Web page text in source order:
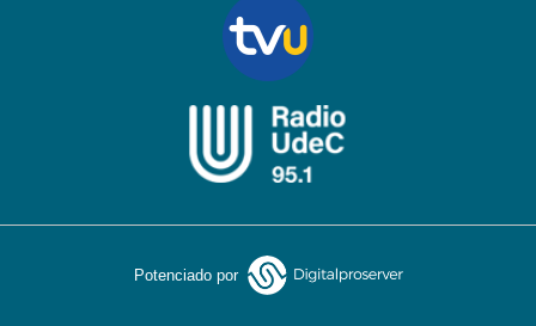
Potenciado por